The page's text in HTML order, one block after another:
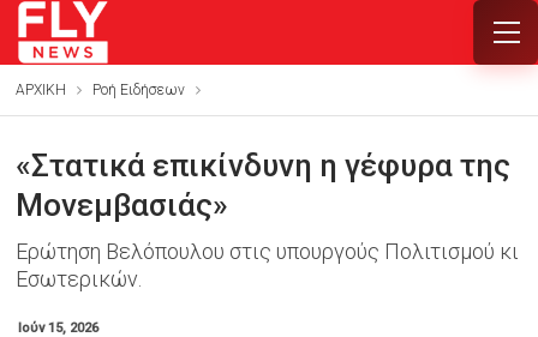
ΑΡΧΙΚΗ Ροή Ειδήσεων
«Στατικά επικίνδυνη η γέφυρα της
Μονεμβασιάς»
Ερώτηση Βελόπουλου στις υπουργούς Πολιτισμού κι
Εσωτερικών.
Ιούν 15, 2026